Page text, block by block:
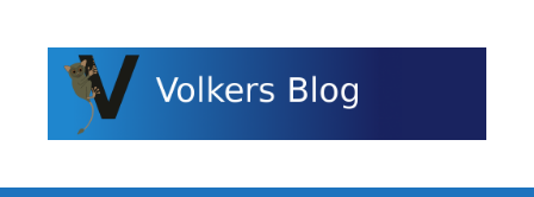
Inhalt
springen